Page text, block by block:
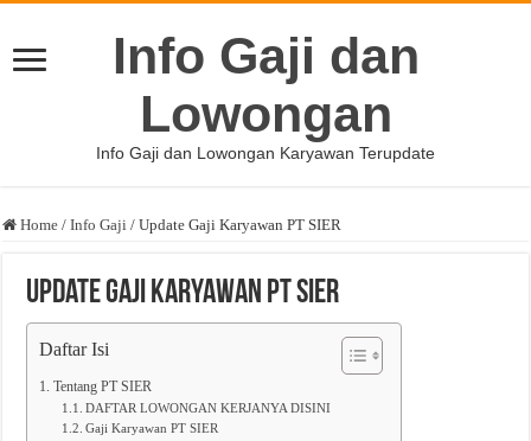
Info Gaji dan
Lowongan
Info Gaji dan Lowongan Karyawan Terupdate
Home / Info Gaji / Update Gaji Karyawan PT SIER
Update Gaji Karyawan PT SIER
Daftar Isi
Tentang PT SIER
DAFTAR LOWONGAN KERJANYA DISINI
Gaji Karyawan PT SIER